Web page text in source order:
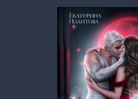
(ЕКАТЕРИНА
ПОЛИТОВА)